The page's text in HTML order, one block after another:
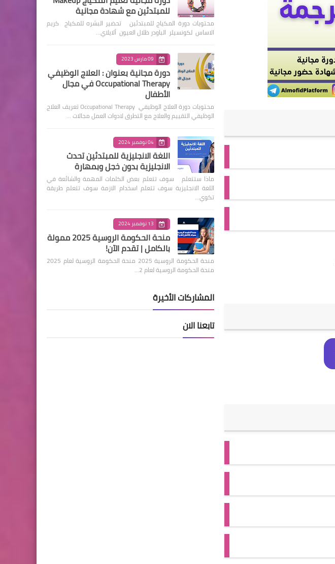
للمبتدئين مع شهادة مجانية
محتويات دورة المكياج للمبتدئين تحضير البشره للمكياج كريم
الاساس لكونسيلر الباودر ظلال العيون ألايلاي…
09 مارس 2023
دورة مجانية بعنوان : العلاج الوظيفي
Occupational Therapy في مجال
الأطفال
محتويات دورة العلاج الوظيفي Occupational Therapy تعريف العلاج
الوظيفي التقييم والعلاج مع التطرق لادوات العمل مجالات …
04 نوفمبر 2024
اللغة الانجليزية للمبتدئين تحدث
الانجليزية بدون خجل وبمهارة
ماذا ستتعلم سوف تتعلم بعض الكلمات المهمة والشائعة في
اللغة الانجليزية سوف تتعلم اسخدام الازمة سوف تتعلم طريقة
تكوي…
13 نوفمبر 2024
منحة الحكومة الروسية 2025 ممولة
بالكامل | تقدم الآن!
منحة الحكومة الروسية 2025 منحة الحكومة الروسية لعام 2025
منحة الحكومة الروسية لعام 2…
المشاركات الأخيرة
تابعنا الان